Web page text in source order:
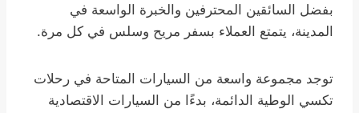
بفضل السائقين المحترفين والخبرة الواسعة في
المدينة، يتمتع العملاء بسفر مريح وسلس في كل مرة.
توجد مجموعة واسعة من السيارات المتاحة في رحلات
تكسي الوطية الدائمة، بدءًا من السيارات الاقتصادية